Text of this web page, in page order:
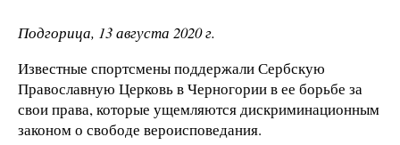
Подгорица, 13 августа 2020 г.
Известные спортсмены поддержали Сербскую
Православную Церковь в Черногории в ее борьбе за
свои права, которые ущемляются дискриминационным
законом о свободе вероисповедания.